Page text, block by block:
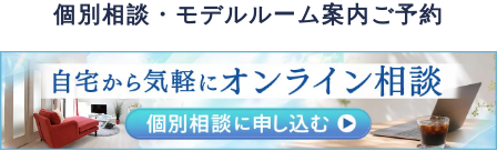
個別相談・モデルルーム案内ご予約